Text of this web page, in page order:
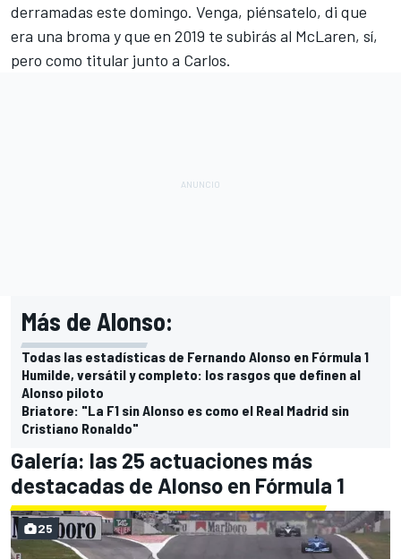
derramadas este domingo. Venga, piénsatelo, di que
era una broma y que en 2019 te subirás al McLaren, sí,
pero como titular junto a Carlos.
Más de Alonso:
Todas las estadísticas de Fernando Alonso en Fórmula 1
Humilde, versátil y completo: los rasgos que definen al
Alonso piloto
Briatore: "La F1 sin Alonso es como el Real Madrid sin
Cristiano Ronaldo"
Galería: las 25 actuaciones más
destacadas de Alonso en Fórmula 1
25